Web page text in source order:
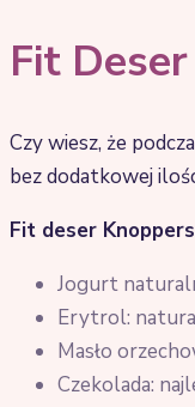
Fit
Czy wiesz, że
bez dodatkowej
Fit deser
Jogurt
Erytrol:
Masło
Czekolada: